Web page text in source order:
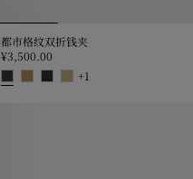
都市格纹双折钱夹
¥3,500.00
+1